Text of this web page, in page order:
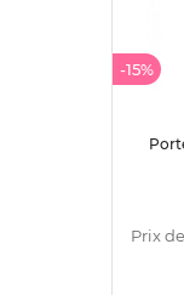
-15%
Prix